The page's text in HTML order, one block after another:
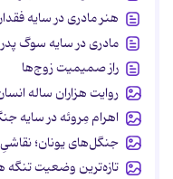
هنر مادری در سایه‌
مادری در سایه سوگ پدر
راز صمیمیت زوج‌ها
روایت هزاران ساله
اهرام مِروئه در سایه
جنگل‌های یونان؛
تازه‌ترین وضعیت تنگه